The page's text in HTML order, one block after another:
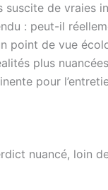
de vraies
: peut-il
point de vue
plus
pour
nuancé, loin